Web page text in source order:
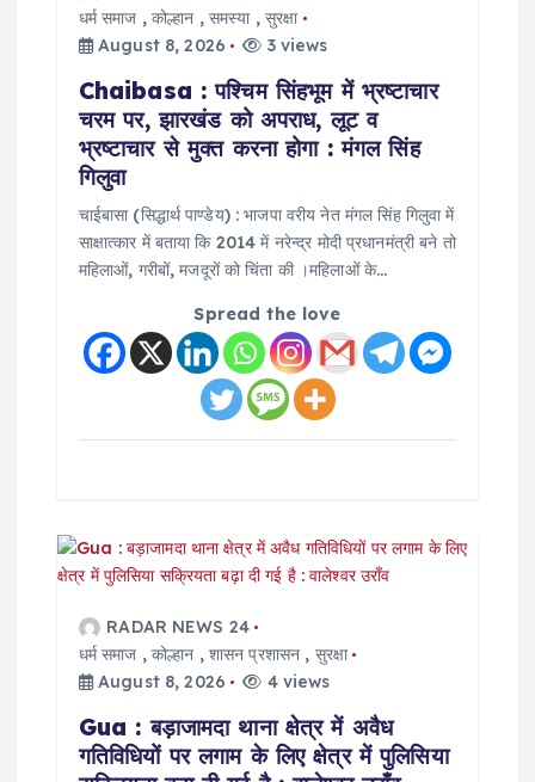
धर्म समाज ,कोल्हान , समस्या, सुरक्षा
August 8, 2026
3 views
Chaibasa : पश्चिम सिंहभूम में भ्रष्टाचार
चरम पर, झारखंड को अपराध, लूट व
भ्रष्टाचार से मुक्त करना होगा : मंगल सिंह
गिलुवा
चाईबासा (सिद्धार्थ पाण्डेय) : भाजपा वरीय नेत मंगल सिंह गिलुवा में
साक्षात्कार में बताया कि 2014 में नरेन्द्र मोदी प्रधानमंत्री बने तो
महिलाओं, गरीबों, मजदूरों को चिंता की ।महिलाओं के…
Spread the love
RADAR NEWS 24
धर्म समाज ,कोल्हान , शासन प्रशासन , सुरक्षा
August 8, 2026
4 views
Gua : बड़ाजामदा थाना क्षेत्र में अवैध
गतिविधियों पर लगाम के लिए क्षेत्र में पुलिसिया